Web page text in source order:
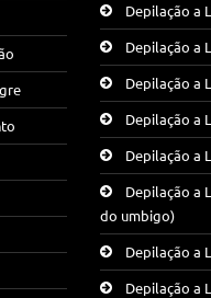
Depilação a
Depilação a
Depilação a
Depilação a
Depilação a
Depilação a
do umbigo)
Depilação a
Depilação a